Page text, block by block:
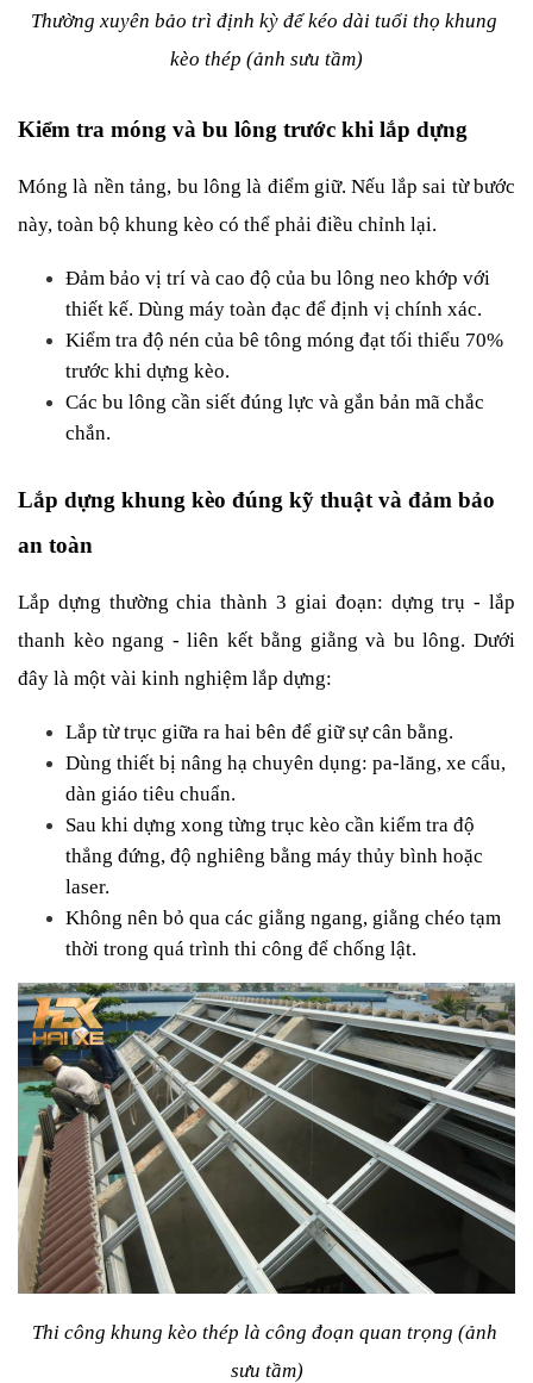
Thường xuyên bảo trì định kỳ để kéo dài tuổi thọ khung
kèo thép (ảnh sưu tầm)
Kiểm tra móng và bu lông trước khi lắp dựng
Móng là nền tảng, bu lông là điểm giữ. Nếu lắp sai từ bước
này, toàn bộ khung kèo có thể phải điều chỉnh lại.
Đảm bảo vị trí và cao độ của bu lông neo khớp với
thiết kế. Dùng máy toàn đạc để định vị chính xác.
Kiểm tra độ nén của bê tông móng đạt tối thiểu 70%
trước khi dựng kèo.
Các bu lông cần siết đúng lực và gắn bản mã chắc
chắn.
Lắp dựng khung kèo đúng kỹ thuật và đảm bảo
an toàn
Lắp dựng thường chia thành 3 giai đoạn: dựng trụ - lắp
thanh kèo ngang - liên kết bằng giằng và bu lông. Dưới
đây là một vài kinh nghiệm lắp dựng:
Lắp từ trục giữa ra hai bên để giữ sự cân bằng.
Dùng thiết bị nâng hạ chuyên dụng: pa-lăng, xe cẩu,
dàn giáo tiêu chuẩn.
Sau khi dựng xong từng trục kèo cần kiểm tra độ
thẳng đứng, độ nghiêng bằng máy thủy bình hoặc
laser.
Không nên bỏ qua các giằng ngang, giằng chéo tạm
thời trong quá trình thi công để chống lật.
Thi công khung kèo thép là công đoạn quan trọng (ảnh
sưu tầm)